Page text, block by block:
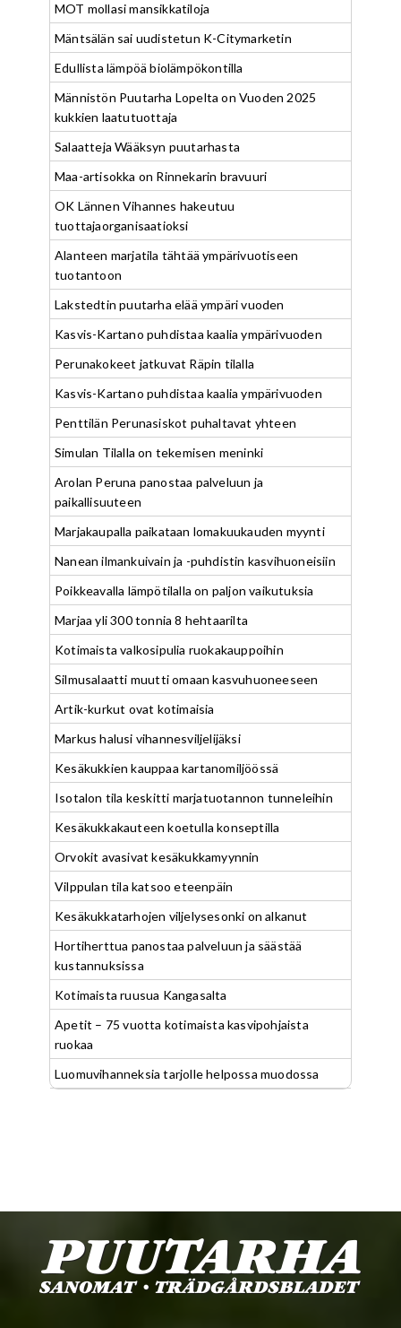
MOT mollasi mansikkatiloja
Mäntsälän sai uudistetun K-Citymarketin
Edullista lämpöä biolämpökontilla
Männistön Puutarha Lopelta on Vuoden 2025
kukkien laatutuottaja
Salaatteja Wääksyn puutarhasta
Maa-artisokka on Rinnekarin bravuuri
OK Lännen Vihannes hakeutuu
tuottajaorganisaatioksi
Alanteen marjatila tähtää ympärivuotiseen
tuotantoon
Lakstedtin puutarha elää ympäri vuoden
Kasvis-Kartano puhdistaa kaalia ympärivuoden
Perunakokeet jatkuvat Räpin tilalla
Kasvis-Kartano puhdistaa kaalia ympärivuoden
Penttilän Perunasiskot puhaltavat yhteen
Simulan Tilalla on tekemisen meninki
Arolan Peruna panostaa palveluun ja
paikallisuuteen
Marjakaupalla paikataan lomakuukauden myynti
Nanean ilmankuivain ja -puhdistin kasvihuoneisiin
Poikkeavalla lämpötilalla on paljon vaikutuksia
Marjaa yli 300 tonnia 8 hehtaarilta
Kotimaista valkosipulia ruokakauppoihin
Silmusalaatti muutti omaan kasvuhuoneeseen
Artik-kurkut ovat kotimaisia
Markus halusi vihannesviljelijäksi
Kesäkukkien kauppaa kartanomiljöössä
Isotalon tila keskitti marjatuotannon tunneleihin
Kesäkukkakauteen koetulla konseptilla
Orvokit avasivat kesäkukkamyynnin
Vilppulan tila katsoo eteenpäin
Kesäkukkatarhojen viljelysesonki on alkanut
Hortiherttua panostaa palveluun ja säästää
kustannuksissa
Kotimaista ruusua Kangasalta
Apetit – 75 vuotta kotimaista kasvipohjaista
ruokaa
Luomuvihanneksia tarjolle helpossa muodossa